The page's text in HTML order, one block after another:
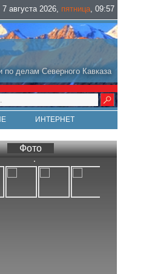
7 августа 2026, пятница, 09:57
по делам Северного Кавказа
ИНТЕРНЕТ
Фото